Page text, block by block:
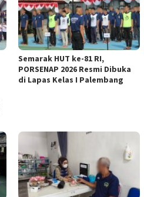
Semarak HUT ke-81 RI,
PORSENAP 2026 Resmi Dibuka
di Lapas Kelas I Palembang